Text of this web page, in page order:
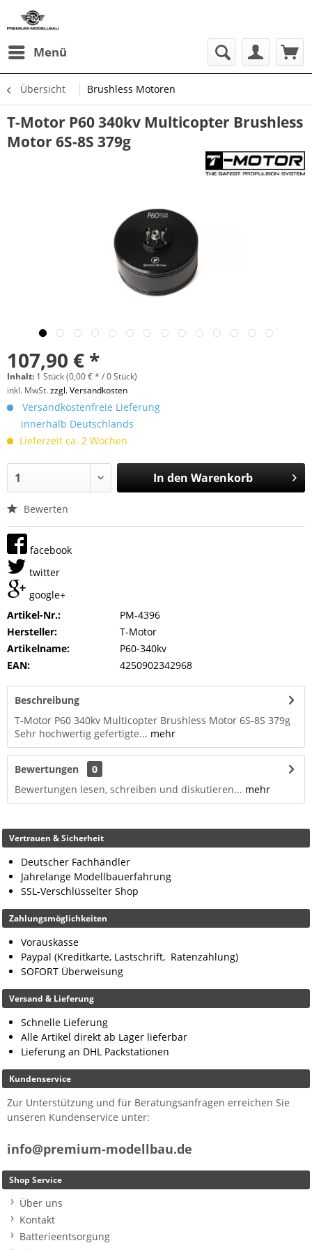
Menü
Übersicht Brushless Motoren
T-Motor P60 340kv Multicopter Brushless
Motor 6S-8S 379g
107,90 € *
Inhalt: 1 Stück (0,00 € * / 0 Stück)
inkl. MwSt.zzgl. Versandkosten
Versandkostenfreie Lieferung
innerhalb Deutschlands
Lieferzeit ca. 2 Wochen
In den Warenkorb
Bewerten
facebook
twitter
google+
Artikel-Nr.:
PM-4396
Hersteller:
T-Motor
Artikelname:
P60-340kv
EAN:
4250902342968
Beschreibung
T-Motor P60 340kv Multicopter Brushless Motor 6S-8S 379g
Sehr hochwertig gefertigte... mehr
Bewertungen
0
Bewertungen lesen, schreiben und diskutieren... mehr
Vertrauen & Sicherheit
Deutscher Fachhändler
Jahrelange Modellbauerfahrung
SSL-Verschlüsselter Shop
Zahlungsmöglichkeiten
Vorauskasse
Paypal (Kreditkarte, Lastschrift, Ratenzahlung)
SOFORT Überweisung
Versand & Lieferung
Schnelle Lieferung
Alle Artikel direkt ab Lager lieferbar
Lieferung an DHL Packstationen
Kundenservice
Zur Unterstützung und für Beratungsanfragen erreichen Sie
unseren Kundenservice unter:
info@premium-modellbau.de
Shop Service
Über uns
Kontakt
Batterieentsorgung